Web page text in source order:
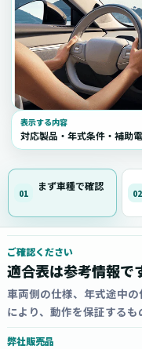
表示する内容
対応製品・年式条件・補助
01
まず車種で確認
02
ご確認ください
適合表は参考情報で
車両側の仕様、年式途中
により、動作を保証するも
弊社販売品